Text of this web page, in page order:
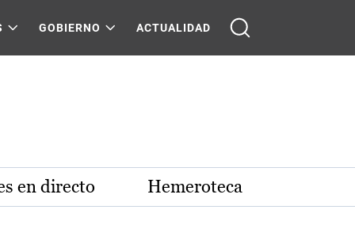
GOBIERNO ACTUALIDAD
en directo Hemeroteca